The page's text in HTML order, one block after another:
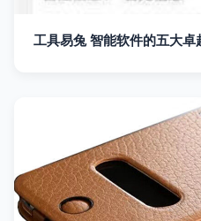
工具易兔 智能软件的五大卓